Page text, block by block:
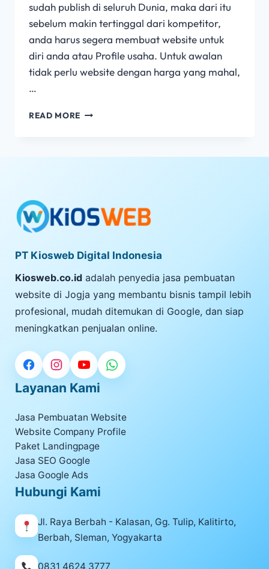
sudah publish di seluruh Dunia, maka dari itu
sebelum makin tertinggal dari kompetitor,
anda harus segera membuat website untuk
diri anda atau Profile usaha. Untuk awalan
tidak perlu website dengan harga yang mahal,
…
READ MORE
PT Kiosweb Digital Indonesia
Kiosweb.co.id adalah penyedia jasa pembuatan
website di Jogja yang membantu bisnis tampil lebih
profesional, mudah ditemukan di Google, dan siap
meningkatkan penjualan online.
Layanan Kami
Jasa Pembuatan Website
Website Company Profile
Paket Landingpage
Jasa SEO Google
Jasa Google Ads
Hubungi Kami
Jl. Raya Berbah - Kalasan, Gg. Tulip, Kalitirto,
Berbah, Sleman, Yogyakarta
0831 4624 3777